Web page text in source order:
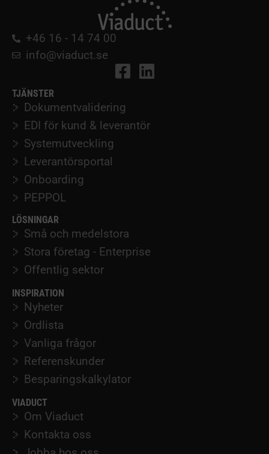
+46 16 - 14 74 00
info@viaduct.se
TJÄNSTER
Dokumentvalidering
EDI för kund & leverantör
Systemutveckling
Leverantörsportal
Onboarding
PEPPOL
LÖSNINGAR
Små och medelstora
Stora företag - Enterprise
Offentlig sektor
INSPIRATION
Nyheter
Ordlista
Vanliga frågor
Referenskunder
Besparingskalkylator
VIADUCT
Om Viaduct
Kontakta oss